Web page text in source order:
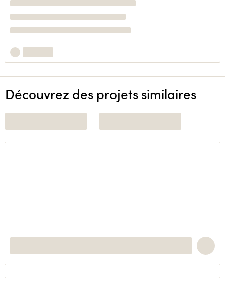
Découvrez des projets similaires